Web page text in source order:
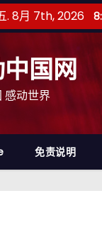
. 8月 7th, 2026
国网
感动世界
免责说明